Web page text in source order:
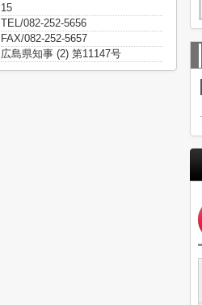
15
TEL/082-252-5656
FAX/082-252-5657
広島県知事 (2) 第11147号